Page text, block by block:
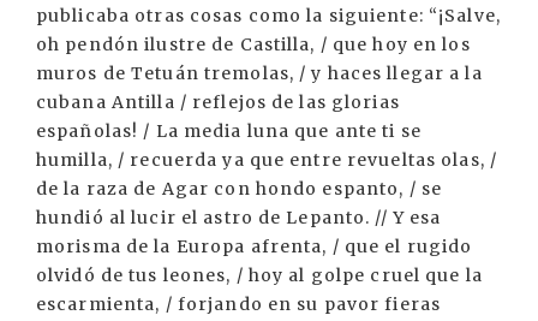
publicaba otras cosas como la siguiente: “¡Salve,
oh pendón ilustre de Castilla, / que hoy en los
muros de Tetuán tremolas, / y haces llegar a la
cubana Antilla / reflejos de las glorias
españolas! / La media luna que ante ti se
humilla, / recuerda ya que entre revueltas olas, /
de la raza de Agar con hondo espanto, / se
hundió al lucir el astro de Lepanto. // Y esa
morisma de la Europa afrenta, / que el rugido
olvidó de tus leones, / hoy al golpe cruel que la
escarmienta, / forjando en su pavor fieras